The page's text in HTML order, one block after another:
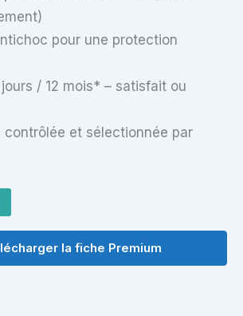
pour une protection
/ 12 mois* – satisfait ou
et sélectionnée par
la fiche Premium